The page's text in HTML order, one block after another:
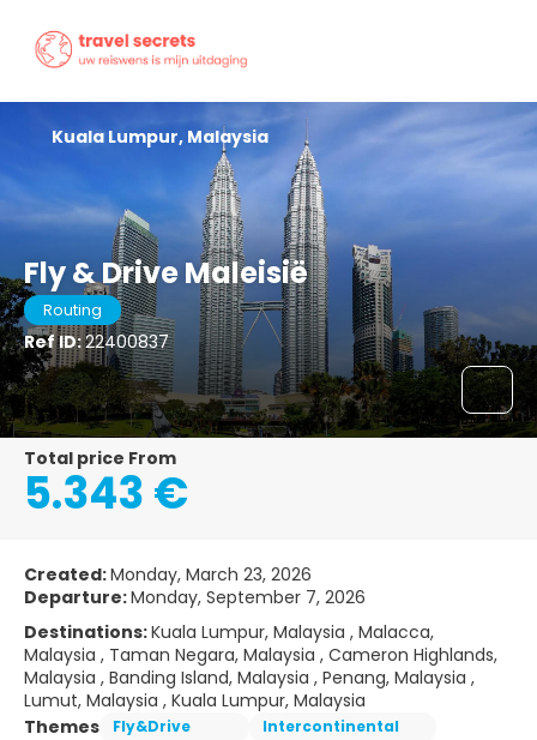
Fly & Drive Maleisië
Routing
Ref ID:22400837
Kuala Lumpur, Malaysia
Total price From
5.343 €
Created:Monday, March 23, 2026
Departure:Monday, September 7, 2026
Destinations:Kuala Lumpur, Malaysia , Malacca,
Malaysia , Taman Negara, Malaysia , Cameron Highlands,
Malaysia , Banding Island, Malaysia , Penang, Malaysia ,
Lumut, Malaysia , Kuala Lumpur, Malaysia
Themes
Fly&Drive Intercontinental